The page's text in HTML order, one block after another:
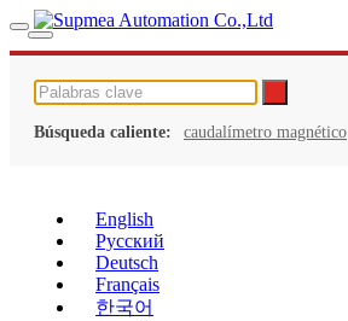
Búsqueda caliente: caudalímetro magnético
English
Русский
Deutsch
Français
한국어